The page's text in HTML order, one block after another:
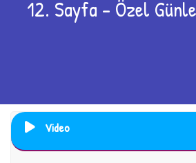
12. Sayfa – Özel
Video